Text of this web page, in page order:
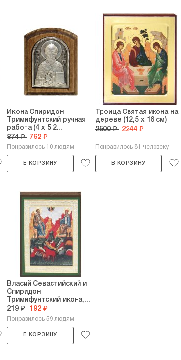
Икона Спиридон
Тримифунтский ручная
работа (4 х 5,2...
874 ₽ 762 ₽
Понравилось 10 людям
В КОРЗИНУ
Троица Святая икона на
дереве (12,5 х 16 см)
2500 ₽ 2244 ₽
Понравилось 81 человеку
В КОРЗИНУ
Власий Севастийский и
Спиридон
Тримифунтский икона,...
219 ₽ 192 ₽
Понравилось 59 людям
В КОРЗИНУ